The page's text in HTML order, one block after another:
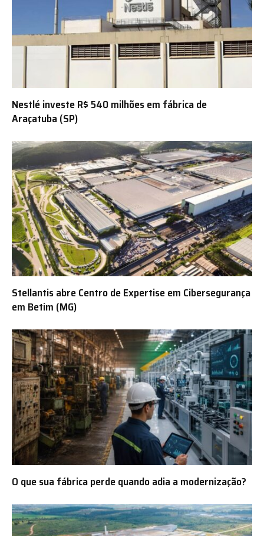
Nestlé investe R$ 540 milhões em fábrica de
Araçatuba (SP)
Stellantis abre Centro de Expertise em Cibersegurança
em Betim (MG)
O que sua fábrica perde quando adia a modernização?